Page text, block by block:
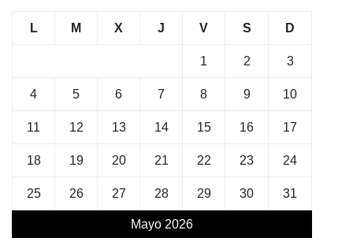
Mayo 2026
L M X J V S D
1 2 3
4 5 6 7 8 9 10
11 12 13 14 15 16 17
18 19 20 21 22 23 24
25 26 27 28 29 30 31